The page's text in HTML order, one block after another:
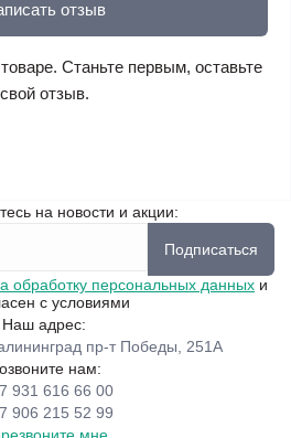
отзыв
Станьте первым, оставьте
свой отзыв.
на новости и акции:
Подписаться
обработку персональных данных и
с условиями
Наш адрес:
пр-т Победы, 251А
нам:
931 616 66 00
906 215 52 99